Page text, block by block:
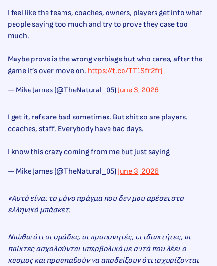
I feel like the teams, coaches, owners, players get into what
people saying too much and try to prove they case too
much.
Maybe prove is the wrong verbiage but who cares, after the
game it’s over move on. https://t.co/TT1Sfr2frj
— Mike James (@TheNatural_05)June 3, 2026
I get it, refs are bad sometimes. But shit so are players,
coaches, staff. Everybody have bad days.
I know this crazy coming from me but just saying
— Mike James (@TheNatural_05)June 3, 2026
«Αυτό είναι το μόνο πράγμα που δεν μου αρέσει στο
ελληνικό μπάσκετ.
Νιώθω ότι οι ομάδες, οι προπονητές, οι ιδιοκτήτες, οι
παίκτες ασχολούνται υπερβολικά με αυτά που λέει ο
κόσμος και προσπαθούν να αποδείξουν ότι ισχυρίζονται